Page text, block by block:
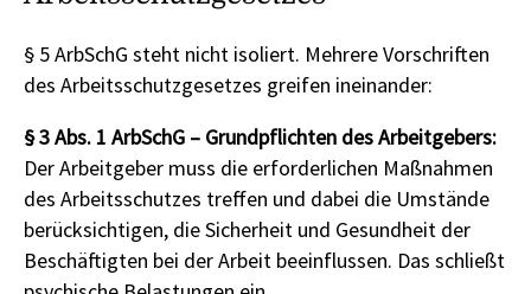
§ 5 ArbSchG steht nicht isoliert. Mehrere Vorschriften
des Arbeitsschutzgesetzes greifen ineinander:
§ 3 Abs. 1 ArbSchG – Grundpflichten des Arbeitgebers:
Der Arbeitgeber muss die erforderlichen Maßnahmen
des Arbeitsschutzes treffen und dabei die Umstände
berücksichtigen, die Sicherheit und Gesundheit der
Beschäftigten bei der Arbeit beeinflussen. Das schließt